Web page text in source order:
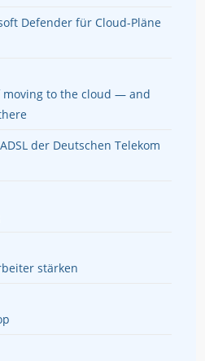
Defender für Cloud-Pläne
moving to the cloud — and
der Deutschen Telekom
stärken